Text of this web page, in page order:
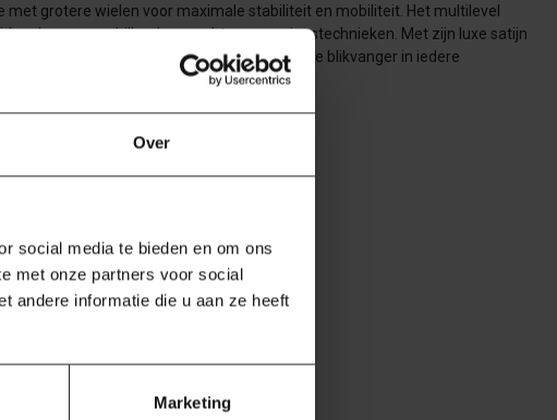
Over
social media te bieden en om ons
met onze partners voor social
andere informatie die u aan ze heeft
Marketing
grotere wielen voor maximale stabiliteit en mobiliteit. Het multilevel
voor verschillende gerechten en garingstechnieken. Met zijn luxe satijn
niet alleen krachtig, maar ook een stijlvolle blikvanger in iedere